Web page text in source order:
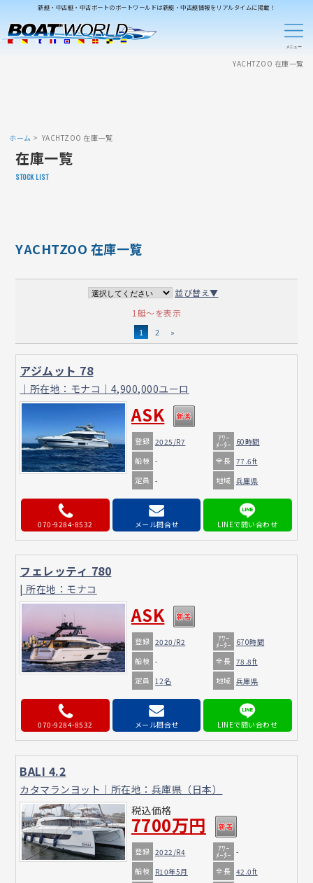
新艇・中古艇・中古ボートのボートワールドは新艇・中古艇情報をリアルタイムに掲載！
YACHTZOO 在庫一覧
ホーム YACHTZOO 在庫一覧
在庫一覧
STOCK LIST
YACHTZOO 在庫一覧
並び替え▼
1艇～を表示
1 2 »
アジムット 78
｜所在地：モナコ｜4,900,000ユーロ
ASK
登録 2025/R7 ｱﾜｰ
ﾒｰﾀｰ 60時間
船検 - 全長 77.6ft
定員 - 地域 兵庫県
070-9284-8532 メール問合せ
フェレッティ 780
| 所在地：モナコ
ASK
登録 2020/R2 ｱﾜｰ
ﾒｰﾀｰ 670時間
船検 - 全長 78.8ft
定員 12名 地域 兵庫県
070-9284-8532 メール問合せ
BALI 4.2
カタマランヨット｜所在地：兵庫県（日本）
税込価格
7700万円
登録 2022/R4 ｱﾜｰ
ﾒｰﾀｰ -
船検
R10年5月 全長 42.0ft